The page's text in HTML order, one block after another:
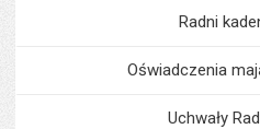
Radni
Oświadczenia
Uchwały